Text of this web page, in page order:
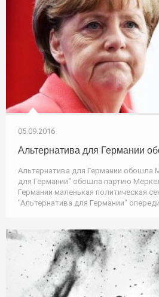
05.09.2016
Альтернатива для Германии
Альтернатива для Германии обошла
для Германии" обошла партию
Германии маленькая политическая
"Альтернатива для Германии"